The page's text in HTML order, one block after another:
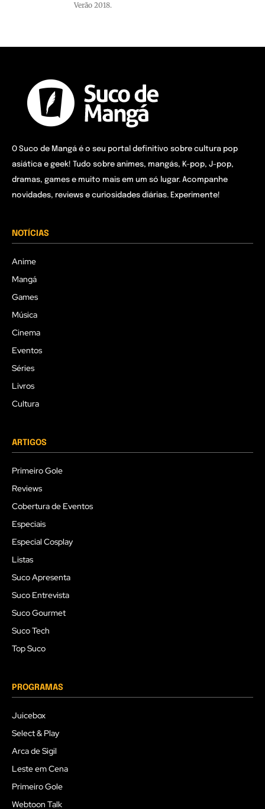
Verão 2018.
O Suco de Mangá é o seu portal definitivo sobre cultura pop
asiática e geek! Tudo sobre animes, mangás, K-pop, J-pop,
dramas, games e muito mais em um só lugar. Acompanhe
novidades, reviews e curiosidades diárias. Experimente!
NOTÍCIAS
Anime
Mangá
Games
Música
Cinema
Eventos
Séries
Livros
Cultura
ARTIGOS
Primeiro Gole
Reviews
Cobertura de Eventos
Especiais
Especial Cosplay
Listas
Suco Apresenta
Suco Entrevista
Suco Gourmet
Suco Tech
Top Suco
PROGRAMAS
Juicebox
Select & Play
Arca de Sigil
Leste em Cena
Primeiro Gole
Webtoon Talk